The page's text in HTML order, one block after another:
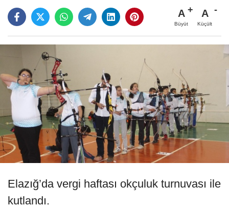
A
Büyüt
A
Küçült
Elazığ’da vergi haftası okçuluk turnuvası ile
kutlandı.